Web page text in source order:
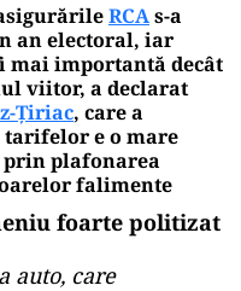
RCAs-a
an electoral, iar
mai importantă decât
viitor, a declarat
Ţiriac, care a
tarifelor e o mare
plafonarea
falimente
foarte politizat
auto, care